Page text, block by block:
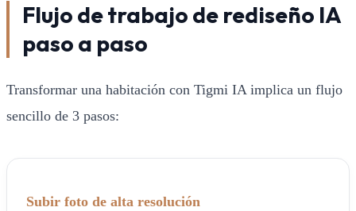
Flujo de trabajo de rediseño IA
paso a paso
Transformar una habitación con Tigmi IA implica un flujo
sencillo de 3 pasos:
Subir foto de alta resolución